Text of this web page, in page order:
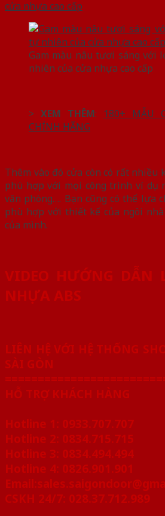
Gam màu nâu tươi sáng với
nhiên của cửa nhựa cao cấp
> XEM THÊM: 180+ MẪU
CHÍNH HÃNG
Thêm vào đó cửa còn có rất
phù hợp với mọi công trình ví dụ
văn phòng…. Bạn cũng có thể lựa
phù hợp với thiết kế của ngôi
của mình.
VIDEO HƯỚNG DẪN
NHỰA ABS
LIÊN HỆ VỚI HỆ THỐNG
SÀI GÒN
HỖ TRỢ KHÁCH HÀNG
Hotline 1: 0933.707.707
Hotline 2: 0834.715.715
Hotline 3: 0834.494.494
Hotline 4: 0826.901.901
CSKH 24/7: 028.37.712.989